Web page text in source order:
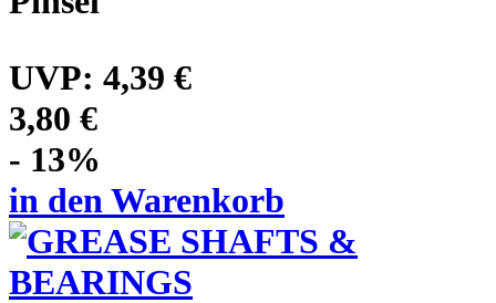
UVP: 4,39 €
3,80 €
- 13%
in den Warenkorb